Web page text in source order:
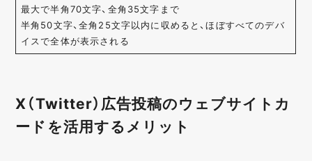
最大で半角70文字、全角35文字まで
半角50文字、全角25文字以内に収めると、ほぼすべてのデバ
イスで全体が表示される
X（Twitter）広告投稿のウェブサイトカ
ードを活用するメリット